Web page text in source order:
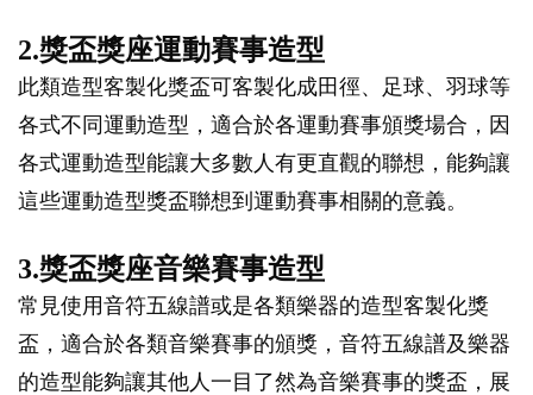
2.獎盃獎座運動賽事造型
此類造型客製化獎盃可客製化成田徑、足球、羽球等
各式不同運動造型，適合於各運動賽事頒獎場合，因
各式運動造型能讓大多數人有更直觀的聯想，能夠讓
這些運動造型獎盃聯想到運動賽事相關的意義。
3.獎盃獎座音樂賽事造型
常見使用音符五線譜或是各類樂器的造型客製化獎
盃，適合於各類音樂賽事的頒獎，音符五線譜及樂器
的造型能夠讓其他人一目了然為音樂賽事的獎盃，展